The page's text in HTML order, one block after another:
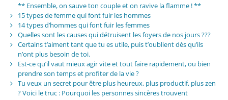
** Ensemble, on sauve ton couple et on ravive la flamme ! **
15 types de femme qui font fuir les hommes
14 types d’hommes qui font fuir les femmes
Quelles sont les causes qui détruisent les foyers de nos jours ???
Certains t’aiment tant que tu es utile, puis t’oublient dès qu’ils
n’ont plus besoin de toi.
Est-ce qu’il vaut mieux agir vite et tout faire rapidement, ou bien
prendre son temps et profiter de la vie ?
Tu veux un secret pour être plus heureux, plus productif, plus zen
? Voici le truc : Pourquoi les personnes sincères trouvent